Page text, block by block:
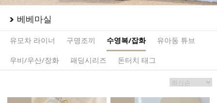
베베마실
유모차 라이너 구명조끼 수영복/잡화 유아동 튜브
우비/우산/장화 패딩시리즈 돈터치 태그